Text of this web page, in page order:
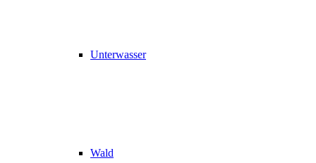
Unterwasser
Wald